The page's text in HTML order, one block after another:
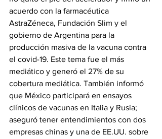
acuerdo con la farmacéutica
AstraZéneca, Fundación Slim y el
gobierno de Argentina para la
producción masiva de la vacuna contra
el covid-19. Este tema fue el más
mediático y generó el 27% de su
cobertura mediática. También informó
que México participará en ensayos
clínicos de vacunas en Italia y Rusia;
aseguró tener entendimientos con dos
empresas chinas y una de EE.UU. sobre